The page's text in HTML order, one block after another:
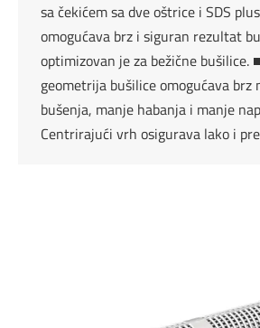
sa čekićem sa dve oštrice i SDS
omogućava brz i siguran rezultat
optimizovan je za bežične bušilice.
geometrija bušilice omogućava brz
bušenja, manje habanja i manje
Centrirajući vrh osigurava lako i